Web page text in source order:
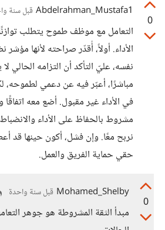
0
Abdelrahman_Mustafa1 قبل سنة
التعامل مع موظف طموح يتطلب
الأداء. أولاً، أُقدّر صراحته لأنها
نفسه، عليّ التأكد أن التزامه الحالي
مباشرًا، أعبّر فيه عن دعمي
في الأداء غير مقبول. أضع معه
مشروط بالحفاظ على الأداء
نربح معًا. وإن فشل، أكون حينها قد
حقي حماية الفريق والعمل.
0
Mohamed_Shelby قبل سنة واحدة
مبدأ الثقة المشروطة هو جوهر